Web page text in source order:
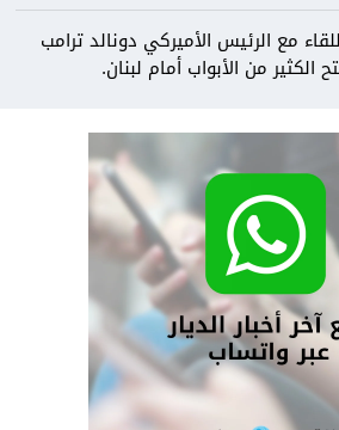
مع الرئيس الأميركي دونالد ترامب
الكثير من الأبواب أمام لبنان.